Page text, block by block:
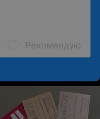
Рекомендую